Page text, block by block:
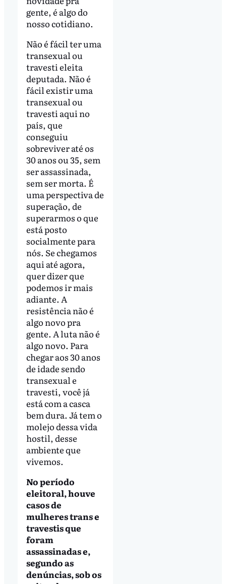
gente, é algo do
nosso cotidiano.
Não é fácil ter uma
transexual ou
travesti eleita
deputada. Não é
fácil existir uma
transexual ou
travesti aqui no
país, que
conseguiu
sobreviver até os
30 anos ou 35, sem
ser assassinada,
sem ser morta. É
uma perspectiva de
superação, de
superarmos o que
está posto
socialmente para
nós. Se chegamos
aqui até agora,
quer dizer que
podemos ir mais
adiante. A
resistência não é
algo novo pra
gente. A luta não é
algo novo. Para
chegar aos 30 anos
de idade sendo
transexual e
travesti, você já
está com a casca
bem dura. Já tem o
molejo dessa vida
hostil, desse
ambiente que
vivemos.
No período
eleitoral, houve
casos de
mulheres trans e
travestis que
foram
assassinadas e,
segundo as
denúncias, sob os